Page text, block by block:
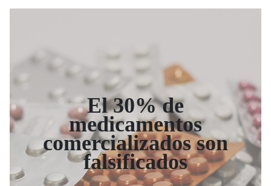
El 30% de
medicamentos
comercializados son
falsificados